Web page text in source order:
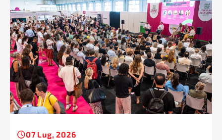
07 Lug, 2026